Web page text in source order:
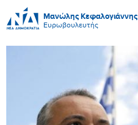
Μανώλης Κεφαλογιάννης
Ευρωβουλευτής